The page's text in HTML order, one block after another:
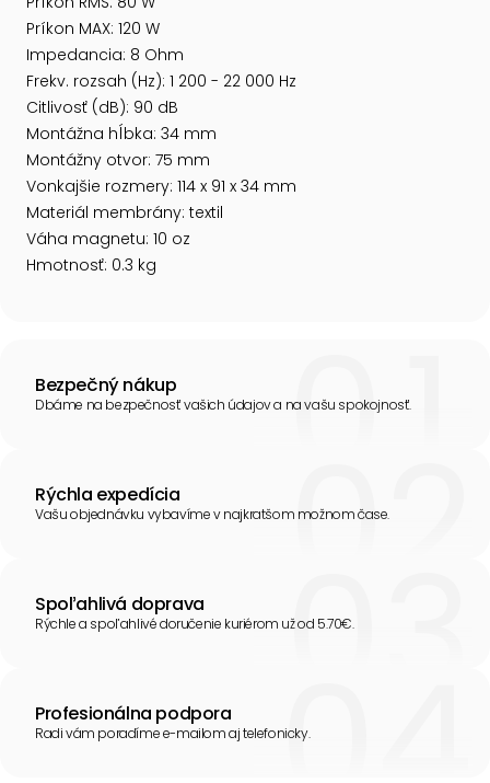
Príkon MAX: 120 W
Impedancia: 8 Ohm
Frekv. rozsah (Hz): 1 200 - 22 000 Hz
Citlivosť (dB): 90 dB
Montážna hĺbka: 34 mm
Montážny otvor: 75 mm
Vonkajšie rozmery: 114 x 91 x 34 mm
Materiál membrány: textil
Váha magnetu: 10 oz
Hmotnosť: 0.3 kg
Bezpečný nákup
Dbáme na bezpečnosť vašich údajov a na vašu spokojnosť.
Rýchla expedícia
Vašu objednávku vybavíme v najkratšom možnom čase.
Spoľahlivá doprava
Rýchle a spoľahlivé doručenie kuriérom už od 5.70€.
Profesionálna podpora
Radi vám poradíme e-mailom aj telefonicky.